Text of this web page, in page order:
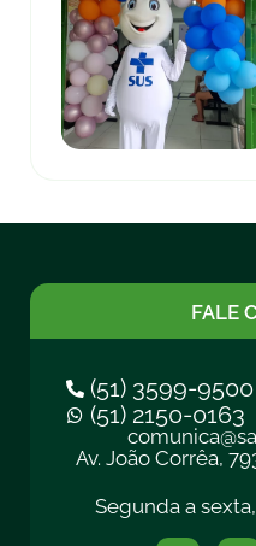
FALE
(51) 3599-9500
(51) 2150-0163
Av. João Corrêa,
Segunda a